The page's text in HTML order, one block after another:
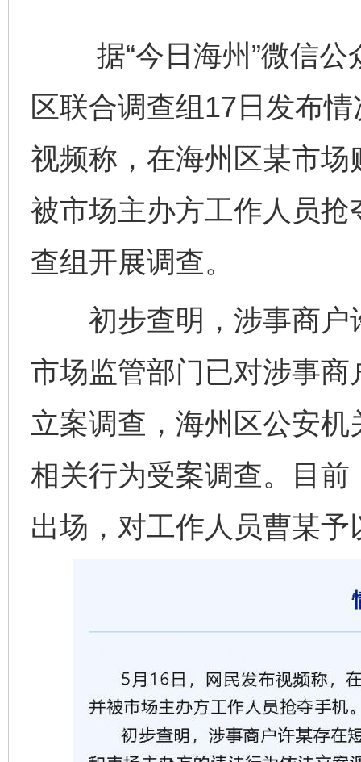
据“今日海州”微信公
区联合调查组17日发布
视频称，在海州区某市
被市场主办方工作人员
查组开展调查。
初步查明，涉事商户
市场监管部门已对涉事
立案调查，海州区公安
相关行为受案调查。目
出场，对工作人员曹某予